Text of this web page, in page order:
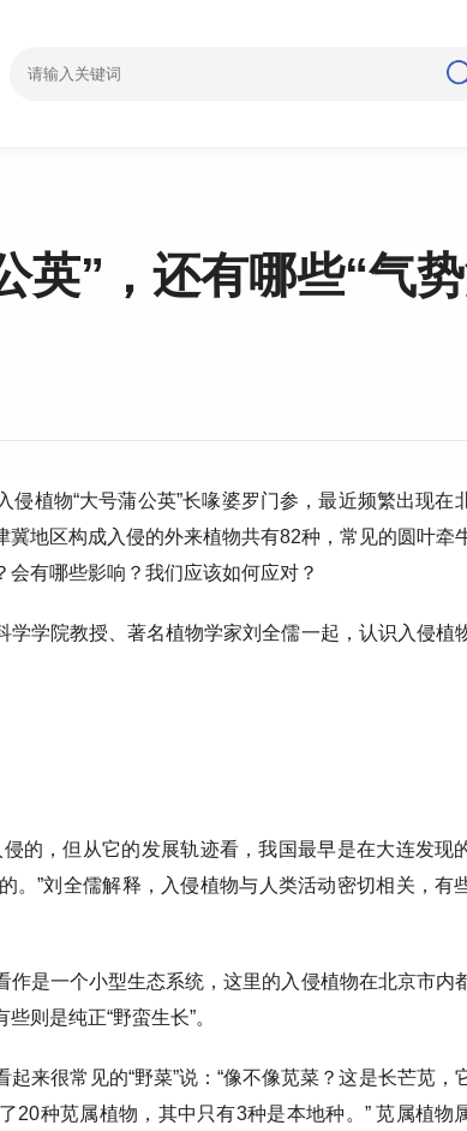
英”，还有哪些“气
植物“大号蒲公英”长喙婆罗门参，最近频繁出现在
冀地区构成入侵的外来植物共有82种，常见的圆叶牵
有哪些影响？我们应该如何应对？
学院教授、著名植物学家刘全儒一起，认识入侵植
的，但从它的发展轨迹看，我国最早是在大连发现
。”刘全儒解释，入侵植物与人类活动密切相关，有
是一个小型生态系统，这里的入侵植物在北京市内
则是纯正“野蛮生长”。
来很常见的“野菜”说：“像不像苋菜？这是长芒苋，
20种苋属植物，其中只有3种是本地种。” 苋属植物